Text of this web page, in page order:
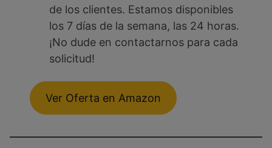
de los clientes. Estamos disponibles
los 7 días de la semana, las 24 horas.
¡No dude en contactarnos para cada
solicitud!
Ver Oferta en Amazon